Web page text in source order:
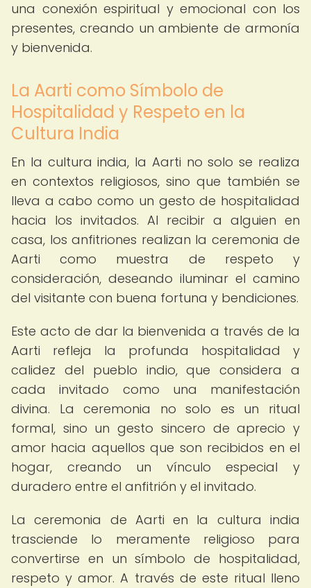
una conexión espiritual y emocional con los
presentes, creando un ambiente de armonía
y bienvenida.
La Aarti como Símbolo de
Hospitalidad y Respeto en la
Cultura India
En la cultura india, la Aarti no solo se realiza
en contextos religiosos, sino que también se
lleva a cabo como un gesto de hospitalidad
hacia los invitados. Al recibir a alguien en
casa, los anfitriones realizan la ceremonia de
Aarti como muestra de respeto y
consideración, deseando iluminar el camino
del visitante con buena fortuna y bendiciones.
Este acto de dar la bienvenida a través de la
Aarti refleja la profunda hospitalidad y
calidez del pueblo indio, que considera a
cada invitado como una manifestación
divina. La ceremonia no solo es un ritual
formal, sino un gesto sincero de aprecio y
amor hacia aquellos que son recibidos en el
hogar, creando un vínculo especial y
duradero entre el anfitrión y el invitado.
La ceremonia de Aarti en la cultura india
trasciende lo meramente religioso para
convertirse en un símbolo de hospitalidad,
respeto y amor. A través de este ritual lleno